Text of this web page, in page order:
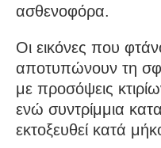
ασθενοφόρα.
Οι εικόνες που
αποτυπώνουν τη
με προσόψεις
ενώ συντρίμμια
εκτοξευθεί κατά